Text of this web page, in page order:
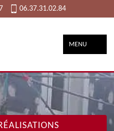
06.37.31.02.84
MENU